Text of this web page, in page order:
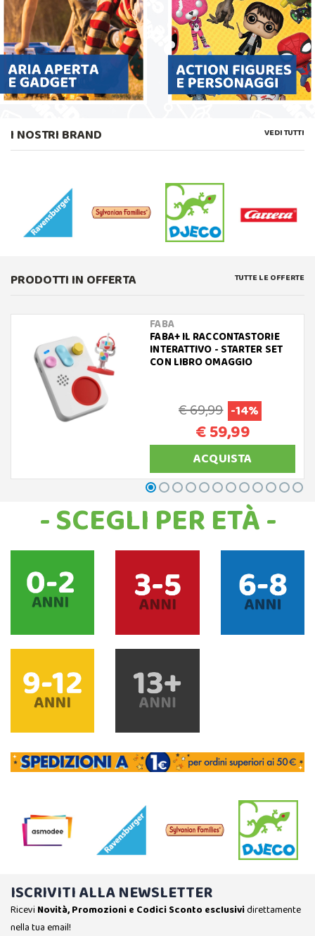
I NOSTRI BRAND VEDI TUTTI
PRODOTTI IN OFFERTA TUTTE LE OFFERTE
FABA
FABA+ IL RACCONTASTORIE
INTERATTIVO - STARTER SET
CON LIBRO OMAGGIO
€ 69,99 -14%
€ 59,99
ACQUISTA
- SCEGLI PER ETÀ -
ISCRIVITI ALLA NEWSLETTER
Ricevi Novità, Promozioni e Codici Sconto esclusividirettamente
nella tua email!